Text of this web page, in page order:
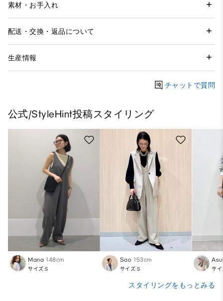
素材・お手入れ
配送・交換・返品について
生産情報
チャットで質問
公式/StyleHint投稿スタイリング
Mana 148cm
サイズ:S
Sao 153cm
サイズ:S サイ
スタイリングをもっとみる